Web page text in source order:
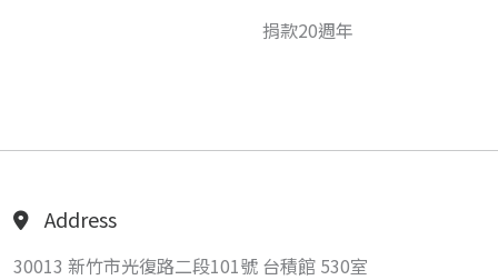
捐款20週年
Address
30013 新竹市光復路二段101號 台積館 530室